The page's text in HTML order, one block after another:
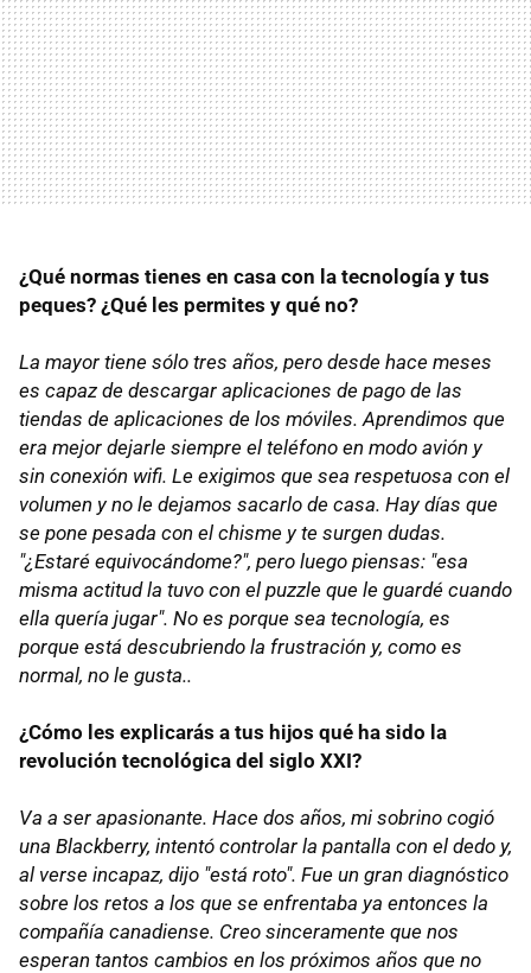
¿Qué normas tienes en casa con la tecnología y tus
peques? ¿Qué les permites y qué no?
La mayor tiene sólo tres años, pero desde hace meses
es capaz de descargar aplicaciones de pago de las
tiendas de aplicaciones de los móviles. Aprendimos que
era mejor dejarle siempre el teléfono en modo avión y
sin conexión wifi. Le exigimos que sea respetuosa con el
volumen y no le dejamos sacarlo de casa. Hay días que
se pone pesada con el chisme y te surgen dudas.
"¿Estaré equivocándome?", pero luego piensas: "esa
misma actitud la tuvo con el puzzle que le guardé cuando
ella quería jugar". No es porque sea tecnología, es
porque está descubriendo la frustración y, como es
normal, no le gusta..
¿Cómo les explicarás a tus hijos qué ha sido la
revolución tecnológica del siglo XXI?
Va a ser apasionante. Hace dos años, mi sobrino cogió
una Blackberry, intentó controlar la pantalla con el dedo y,
al verse incapaz, dijo "está roto". Fue un gran diagnóstico
sobre los retos a los que se enfrentaba ya entonces la
compañía canadiense. Creo sinceramente que nos
esperan tantos cambios en los próximos años que no